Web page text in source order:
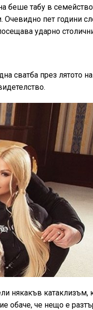
беше табу в
Очевидно пет години
ударно
сватба през лятото
някакъв катаклизъм,
обаче, че нещо е